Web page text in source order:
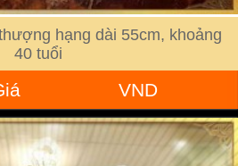
hạng dài 55cm, khoảng
40 tuổi
VND